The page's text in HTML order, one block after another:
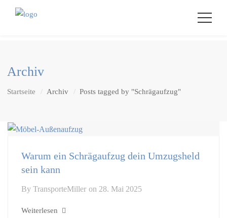
Archiv
Startseite Archiv Posts tagged by "Schrägaufzug"
Warum ein Schrägaufzug dein Umzugsheld
sein kann
By TransporteMiller on 28. Mai 2025
Weiterlesen